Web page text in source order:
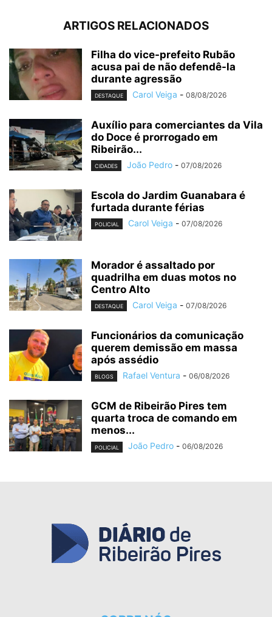
ARTIGOS RELACIONADOS
Filha do vice-prefeito Rubão
acusa pai de não defendê-la
durante agressão
DESTAQUE Carol Veiga - 08/08/2026
Auxílio para comerciantes da Vila
do Doce é prorrogado em
Ribeirão...
CIDADES João Pedro - 07/08/2026
Escola do Jardim Guanabara é
furtada durante férias
POLICIAL Carol Veiga - 07/08/2026
Morador é assaltado por
quadrilha em duas motos no
Centro Alto
DESTAQUE Carol Veiga - 07/08/2026
Funcionários da comunicação
querem demissão em massa
após assédio
BLOGS Rafael Ventura - 06/08/2026
GCM de Ribeirão Pires tem
quarta troca de comando em
menos...
POLICIAL João Pedro - 06/08/2026